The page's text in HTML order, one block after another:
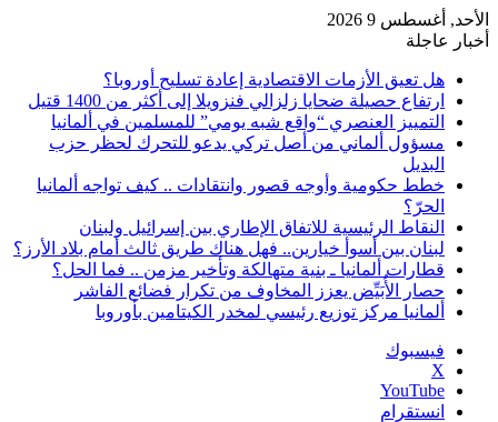
الأحد, أغسطس 9 2026
أخبار عاجلة
هل تعيق الأزمات الاقتصادية إعادة تسليح أوروبا؟
ارتفاع حصيلة ضحايا زلزالي فنزويلا إلى أكثر من 1400 قتيل
التمييز العنصري “واقع شبه يومي” للمسلمين في ألمانيا
مسؤول ألماني من أصل تركي يدعو للتحرك لحظر حزب
البديل
خطط حكومية وأوجه قصور وانتقادات .. كيف تواجه ألمانيا
الحرّ؟
النقاط الرئيسية للاتفاق الإطاري بين إسرائيل ولبنان
لبنان بين أسوأ خيارين.. فهل هناك طريق ثالث أمام بلاد الأرز؟
قطارات ألمانيا ـ بنية متهالكة وتأخير مزمن .. فما الحل؟
حصار الأُبَيِّض يعزز المخاوف من تكرار فضائع الفاشر
ألمانيا مركز توزيع رئيسي لمخدر الكيتامين بأوروبا
فيسبوك
‫X
‫YouTube
انستقرام